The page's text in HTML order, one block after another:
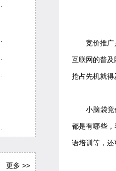
更多 >>
竞价推
互联网的普
抢占先机就得
小脑袋竞价
都是有哪些
语培训等，还